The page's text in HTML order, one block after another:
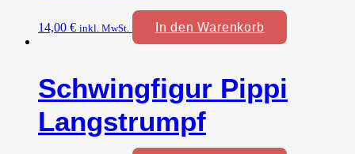
14,00 € inkl. MwSt. In den Warenkorb
Schwingfigur Pippi
Langstrumpf